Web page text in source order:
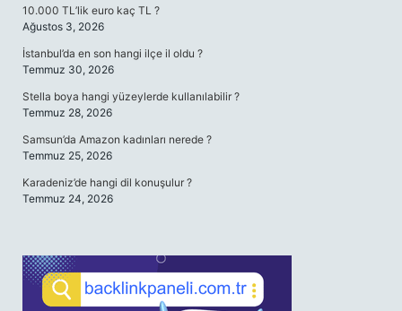
10.000 TL’lik euro kaç TL ?
Ağustos 3, 2026
İstanbul’da en son hangi ilçe il oldu ?
Temmuz 30, 2026
Stella boya hangi yüzeylerde kullanılabilir ?
Temmuz 28, 2026
Samsun’da Amazon kadınları nerede ?
Temmuz 25, 2026
Karadeniz’de hangi dil konuşulur ?
Temmuz 24, 2026